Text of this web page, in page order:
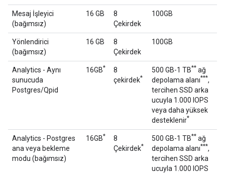
Mesaj İşleyici
(bağımsız)
16 GB
8
Çekirdek
100GB
Yönlendirici
(bağımsız)
16 GB
8
Çekirdek
100GB
Analytics - Aynı
sunucuda
Postgres/Qpid
16GB*
8
çekirdek*
500 GB-1 TB** ağ
depolama alanı***,
tercihen SSD arka
ucuyla 1.000 IOPS
veya daha yüksek
desteklenir*
Analytics - Postgres
ana veya bekleme
modu (bağımsız)
16GB*
8
Çekirdek*
500 GB-1 TB** ağ
depolama alanı***,
tercihen SSD arka
ucuyla 1.000 IOPS